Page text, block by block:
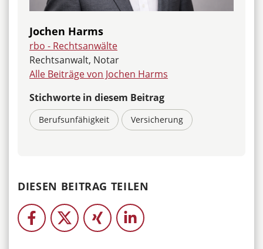
Jochen Harms
rbo - Rechtsanwälte
Rechtsanwalt, Notar
Alle Beiträge von Jochen Harms
Stichworte in diesem Beitrag
Berufsunfähigkeit Versicherung
DIESEN BEITRAG TEILEN